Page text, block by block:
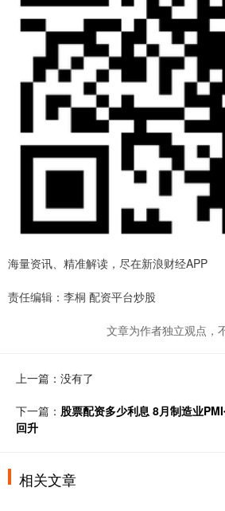
海量资讯、精准解读，尽在新浪财经APP
责任编辑：李桐 配资平台炒股
文章为作者独立观点，
上一篇：没有了
下一篇： 股票配资多少利息 8月制造业
回升
相关文章